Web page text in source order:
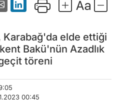
Karabağ'da elde ettiği
Bakü'nün Azadlık
töreni
00:45